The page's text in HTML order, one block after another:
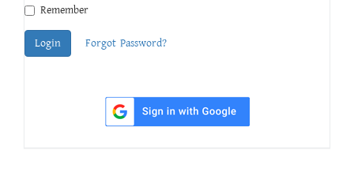
Remember
Login Forgot Password?